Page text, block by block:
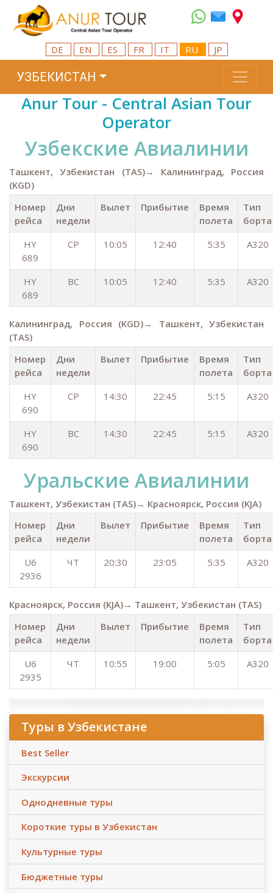
DE EN ES FR IT RU JP
УЗБЕКИСТАН
Anur Tour - Central Asian Tour
Operator
Узбекские Aвиалинии
Ташкент, Узбекистан (TAS)→ Калининград, Россия
(KGD)
Номер
рейса
Дни
недели
Вылет Прибытие
Время
полета
Тип
борта
HY
689
СР 10:05 12:40 5:35 А320
HY
689
ВС 10:05 12:40 5:35 А320
Калининград, Россия (KGD)→ Ташкент, Узбекистан
(TAS)
Номер
рейса
Дни
недели
Вылет Прибытие
Время
полета
Тип
борта
HY
690
СР 14:30 22:45 5:15 А320
HY
690
ВС 14:30 22:45 5:15 А320
Уральские Aвиалинии
Ташкент, Узбекистан (TAS)→ Красноярск, Россия (KJA)
Номер
рейса
Дни
недели
Вылет Прибытие
Время
полета
Тип
борта
U6
2936
ЧТ 20:30 23:05 5:35 A320
Красноярск, Россия (KJA)→ Ташкент, Узбекистан (TAS)
Номер
рейса
Дни
недели
Вылет Прибытие
Время
полета
Тип
борта
U6
2935
ЧТ 10:55 19:00 5:05 A320
Туры в Узбекистане
Best Seller
Экскурсии
Однодневные туры
Короткие туры в Узбекистан
Культурные туры
Бюджетные туры